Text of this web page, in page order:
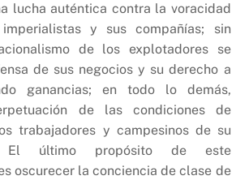
lucha auténtica contra la voracidad
y sus compañías; sin
de los explotadores se
de sus negocios y su derecho a
ganancias; en todo lo demás,
de las condiciones de
trabajadores y campesinos de su
El último propósito de este
oscurecer la conciencia de clase de